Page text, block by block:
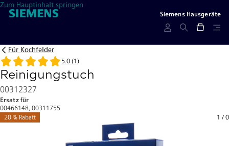
Zum Hauptinhalt springen
Siemens Hausgeräte
Für Kochfelder
Reinigungstuch
00312327
5.0 (1)
Ersatz für
00466148, 00311755
20 % Rabatt
1 / 0